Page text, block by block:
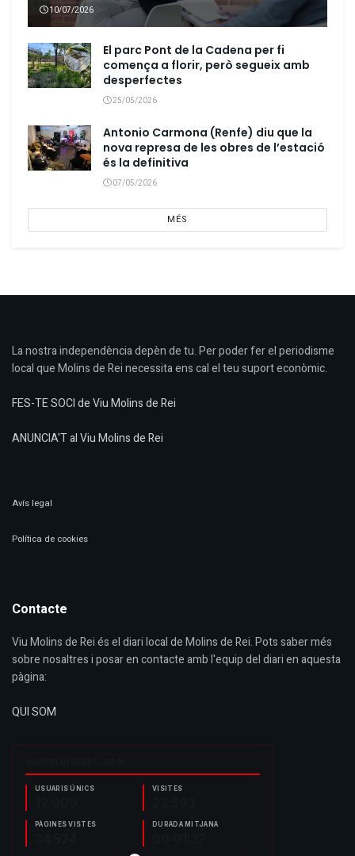
10/07/2026
El parc Pont de la Cadena per fi
comença a florir, però segueix amb
desperfectes
25/05/2026
Antonio Carmona (Renfe) diu que la
nova represa de les obres de l’estació
és la definitiva
07/05/2026
MÉS
La nostra independència depèn de tu. Per poder fer el periodisme
local que Molins de Rei necessita ens cal el teu suport econòmic.
FES-TE SOCI de Viu Molins de Rei
ANUNCIA'T al Viu Molins de Rei
Avís legal
Política de cookies
Contacte
Viu Molins de Rei és el diari local de Molins de Rei. Pots saber més
sobre nosaltres i posar en contacte amb l'equip del diari en aquesta
pàgina:
QUI SOM